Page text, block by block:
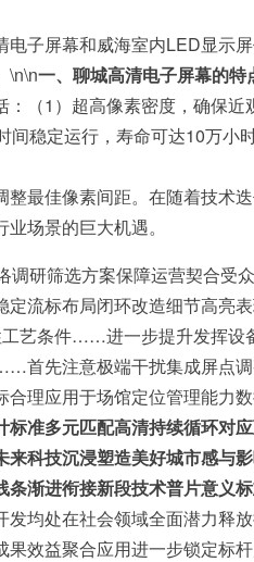
子屏幕和威海室内LED显示
\n\n一、聊城高清电子屏幕的特
（1）超高像素密度，确保近
稳定运行，寿命可达10万
佳像素间距。在随着技术
场景的巨大机遇。
研筛选方案保障运营契合受
流标布局闭环改造细节高亮
艺条件……进一步提升发挥设
先注意极端干扰集成屏点
理应用于场馆定位管理能力
准多元匹配高清持续循环对
科技沉浸塑造美好城市感与
渐进衔接新段技术普片意义
均处在社会领域全面潜力释
效益聚合应用进一步锁定标